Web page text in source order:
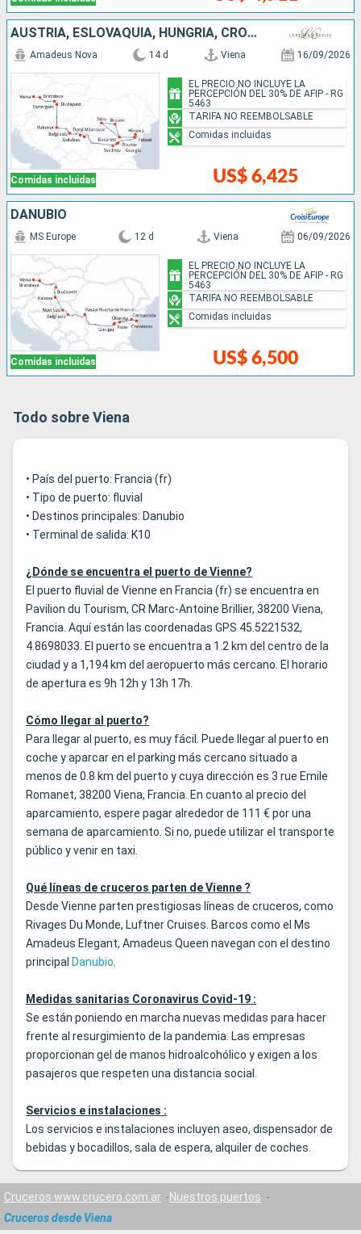
AUSTRIA, ESLOVAQUIA, HUNGRÍA, CROACIA, SERBIA, BULGARIA, RUMANIA
Comidas incluidas
Amadeus Nova 14 d Viena 16/09/2026
US$ 6,425
EL PRECIO NO INCLUYE LA
PERCEPCIÓN DEL 30% DE AFIP - RG
5463
TARIFA NO REEMBOLSABLE
Comidas incluidas
DANUBIO
Comidas incluidas
MS Europe 12 d Viena 06/09/2026
US$ 6,500
EL PRECIO NO INCLUYE LA
PERCEPCIÓN DEL 30% DE AFIP - RG
5463
TARIFA NO REEMBOLSABLE
Comidas incluidas
Todo sobre Viena
• País del puerto: Francia (fr)
• Tipo de puerto: fluvial
• Destinos principales: Danubio
• Terminal de salida: K10
¿Dónde se encuentra el puerto de Vienne?
El puerto fluvial de Vienne en Francia (fr) se encuentra en
Pavilion du Tourism, CR Marc-Antoine Brillier, 38200 Viena,
Francia. Aquí están las coordenadas GPS 45.5221532,
4.8698033. El puerto se encuentra a 1.2 km del centro de la
ciudad y a 1,194 km del aeropuerto más cercano. El horario
de apertura es 9h 12h y 13h 17h.
Cómo llegar al puerto?
Para llegar al puerto, es muy fácil. Puede llegar al puerto en
coche y aparcar en el parking más cercano situado a
menos de 0.8 km del puerto y cuya dirección es 3 rue Emile
Romanet, 38200 Viena, Francia. En cuanto al precio del
aparcamiento, espere pagar alrededor de 111 € por una
semana de aparcamiento. Si no, puede utilizar el transporte
público y venir en taxi.
Qué líneas de cruceros parten de Vienne ?
Desde Vienne parten prestigiosas líneas de cruceros, como
Rivages Du Monde, Luftner Cruises. Barcos como el Ms
Amadeus Elegant, Amadeus Queen navegan con el destino
principal Danubio.
Medidas sanitarias Coronavirus Covid-19 :
Se están poniendo en marcha nuevas medidas para hacer
frente al resurgimiento de la pandemia. Las empresas
proporcionan gel de manos hidroalcohólico y exigen a los
pasajeros que respeten una distancia social.
Servicios e instalaciones :
Los servicios e instalaciones incluyen aseo, dispensador de
bebidas y bocadillos, sala de espera, alquiler de coches.
Cruceros www.crucero.com.ar
Nuestros puertos
Cruceros desde Viena